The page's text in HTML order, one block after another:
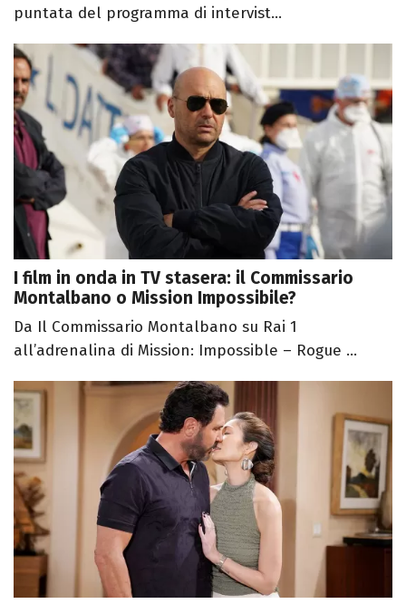
puntata del programma di intervist...
I film in onda in TV stasera: il Commissario
Montalbano o Mission Impossibile?
Da Il Commissario Montalbano su Rai 1
all’adrenalina di Mission: Impossible – Rogue ...